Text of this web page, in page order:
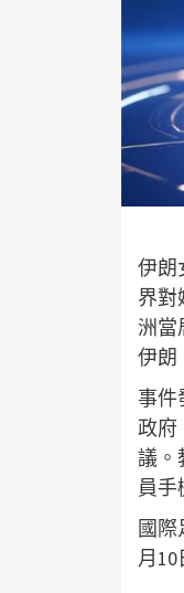
伊朗
界對
洲當
伊朗
事件
政府
議。
員手
國際
月